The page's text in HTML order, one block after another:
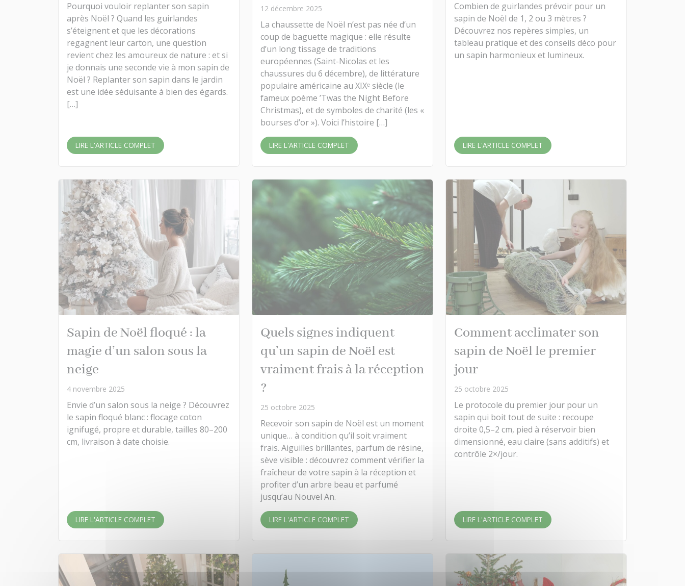
Pourquoi vouloir replanter son sapin
après Noël ? Quand les guirlandes
s’éteignent et que les décorations
regagnent leur carton, une question
revient chez les amoureux de nature : et si
je donnais une seconde vie à mon sapin de
Noël ? Replanter son sapin dans le jardin
est une idée séduisante à bien des égards.
[…]
LIRE L'ARTICLE COMPLET
12 décembre 2025
La chaussette de Noël n’est pas née d’un
coup de baguette magique : elle résulte
d’un long tissage de traditions
européennes (Saint-Nicolas et les
chaussures du 6 décembre), de littérature
populaire américaine au XIXᵉ siècle (le
fameux poème ’Twas the Night Before
Christmas), et de symboles de charité (les «
bourses d’or »). Voici l’histoire […]
LIRE L'ARTICLE COMPLET
Combien de guirlandes prévoir pour un
sapin de Noël de 1, 2 ou 3 mètres ?
Découvrez nos repères simples, un
tableau pratique et des conseils déco pour
un sapin harmonieux et lumineux.
LIRE L'ARTICLE COMPLET
Sapin de Noël floqué : la
magie d’un salon sous la
neige
4 novembre 2025
Envie d’un salon sous la neige ? Découvrez
le sapin floqué blanc : flocage coton
ignifugé, propre et durable, tailles 80–200
cm, livraison à date choisie.
LIRE L'ARTICLE COMPLET
Quels signes indiquent
qu’un sapin de Noël est
vraiment frais à la réception
?
25 octobre 2025
Recevoir son sapin de Noël est un moment
unique… à condition qu’il soit vraiment
frais. Aiguilles brillantes, parfum de résine,
sève visible : découvrez comment vérifier la
fraîcheur de votre sapin à la réception et
profiter d’un arbre beau et parfumé
jusqu’au Nouvel An.
LIRE L'ARTICLE COMPLET
Comment acclimater son
sapin de Noël le premier
jour
25 octobre 2025
Le protocole du premier jour pour un
sapin qui boit tout de suite : recoupe
droite 0,5–2 cm, pied à réservoir bien
dimensionné, eau claire (sans additifs) et
contrôle 2×/jour.
LIRE L'ARTICLE COMPLET